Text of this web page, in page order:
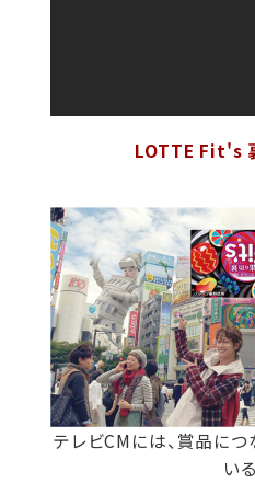
LOTTE Fit's
テレビCMには、賞品に
い